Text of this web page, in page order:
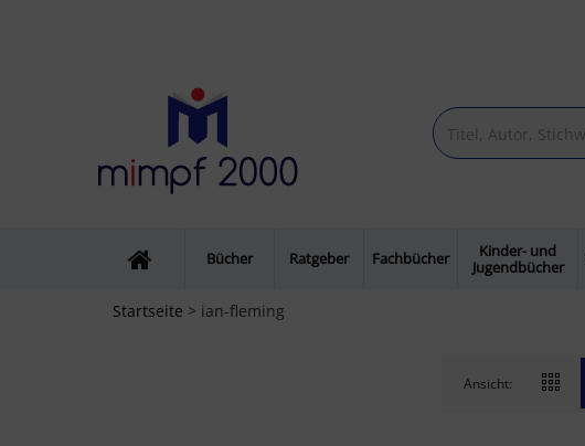
Bücher Ratgeber Fachbücher
Kinder- und
Jugendbücher
Startseite > ian-fleming
Ansicht: